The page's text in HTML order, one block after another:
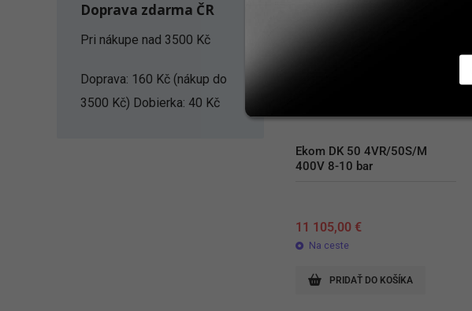
Ekom DK 50 4VR/50S/M
400V 8-10 bar
11 105,00 €
Na ceste
PRIDAŤ DO KOŠÍKA
Doprava zdarma ČR
Pri nákupe nad 3500 Kč
Doprava: 160 Kč (nákup do
3500 Kč) Dobierka: 40 Kč